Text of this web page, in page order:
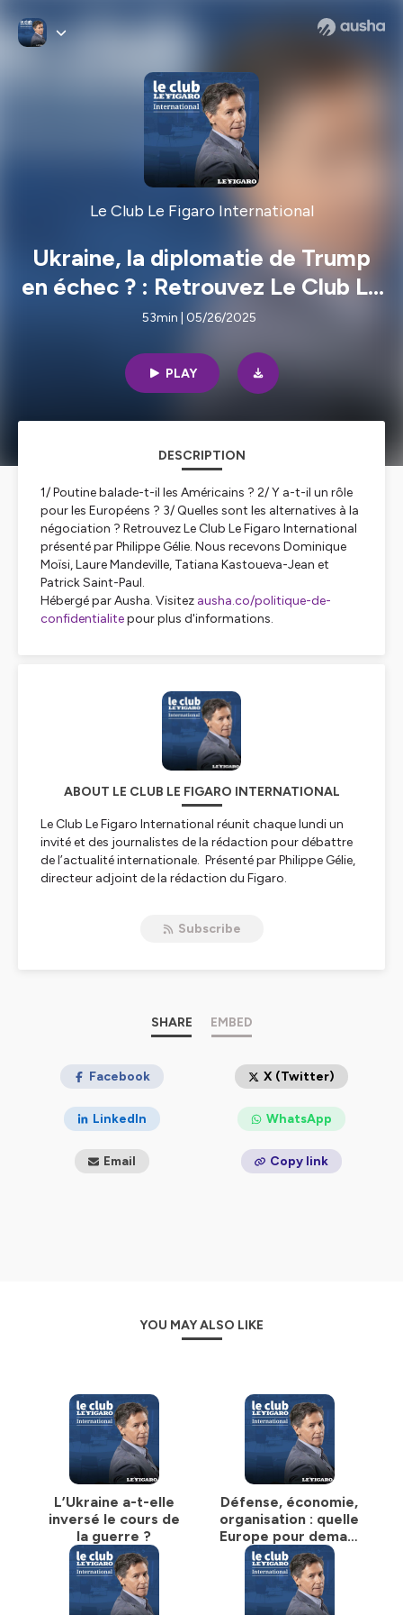
Le Club Le Figaro International
Ukraine, la diplomatie de Trump
en échec ? : Retrouvez Le Club Le
Figaro International
53min | 05/26/2025
PLAY
DESCRIPTION
1/ Poutine balade-t-il les Américains ? 2/ Y a-t-il un rôle
pour les Européens ? 3/ Quelles sont les alternatives à la
négociation ? Retrouvez Le Club Le Figaro International
présenté par Philippe Gélie. Nous recevons Dominique
Moïsi, Laure Mandeville, Tatiana Kastoueva-Jean et
Patrick Saint-Paul.
Hébergé par Ausha. Visitez ausha.co/politique-de-
confidentialitepour plus d'informations.
ABOUT LE CLUB LE FIGARO INTERNATIONAL
Le Club Le Figaro International réunit chaque lundi un
invité et des journalistes de la rédaction pour débattre
de l’actualité internationale. Présenté par Philippe Gélie,
directeur adjoint de la rédaction du Figaro.
Subscribe
SHARE EMBED
Facebook X (Twitter)
LinkedIn WhatsApp
Email Copy link
YOU MAY ALSO LIKE
L’Ukraine a-t-elle
inversé le cours de
la guerre ?
Défense, économie,
organisation : quelle
Europe pour demain
?